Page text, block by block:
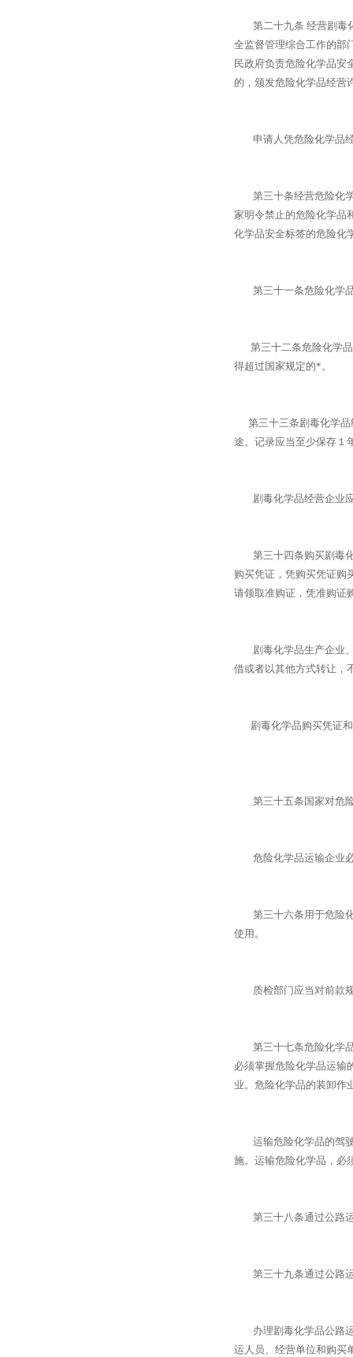
第二十九条 经营剧毒化
全监督管理综合工作的部
民政府负责危险化学品安
的，颁发危险化学品经营
申请人凭危险化学品经
第三十条经营危险化学
家明令禁止的危险化学品
化学品安全标签的危险化
第三十一条危险化学品
第三十二条危险化学品
得超过国家规定的*。
第三十三条剧毒化学品
途。记录应当至少保存１
剧毒化学品经营企业应
第三十四条购买剧毒化
购买凭证，凭购买凭证购
请领取准购证，凭准购证
剧毒化学品生产企业、
借或者以其他方式转让，
剧毒化学品购买凭证和
第三十五条国家对危险
危险化学品运输企业必
第三十六条用于危险化
使用。
质检部门应当对前款规
第三十七条危险化学品
必须掌握危险化学品运输
业。危险化学品的装卸作
运输危险化学品的驾驶
施。运输危险化学品，必
第三十八条通过公路运
第三十九条通过公路运
办理剧毒化学品公路运
运人员、经营单位和购买